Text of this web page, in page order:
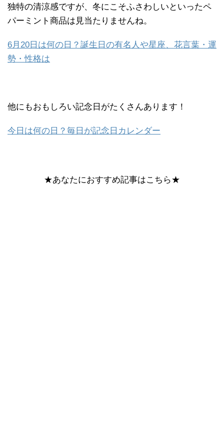
独特の清涼感ですが、冬にこそふさわしいといったペ
パーミント商品は見当たりませんね。
6月20日は何の日？誕生日の有名人や星座、花言葉・運
勢・性格は
他にもおもしろい記念日がたくさんあります！
今日は何の日？毎日が記念日カレンダー
★あなたにおすすめ記事はこちら★